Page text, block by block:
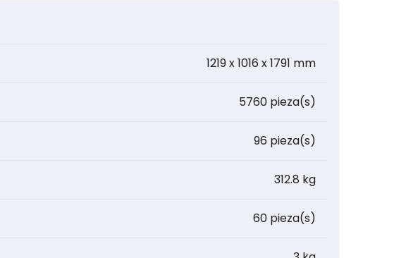
1219 x 1016 x 1791 mm
5760 pieza(s)
96 pieza(s)
312.8 kg
60 pieza(s)